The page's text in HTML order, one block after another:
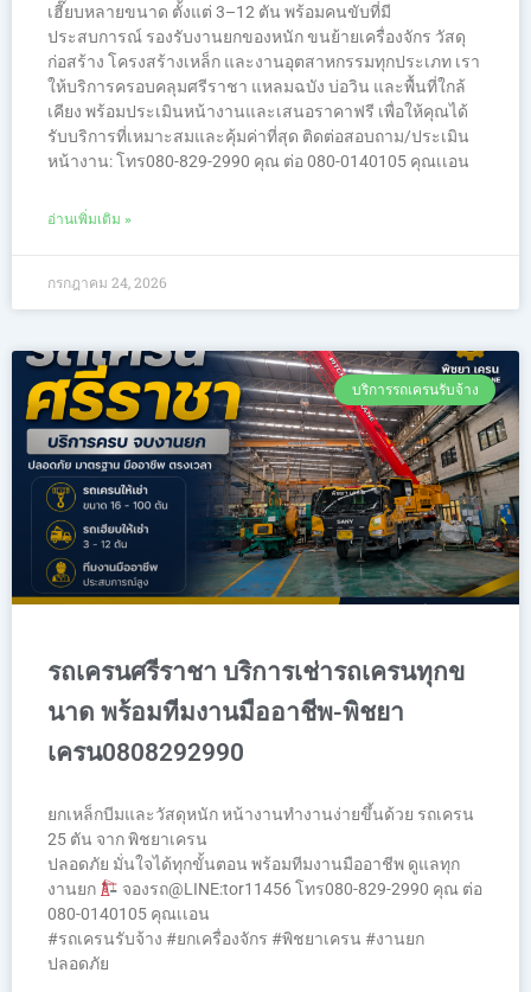
เฮี๊ยบหลายขนาด ตั้งแต่ 3–12 ตัน พร้อมคนขับที่มี
ประสบการณ์ รองรับงานยกของหนัก ขนย้ายเครื่องจักร วัสดุ
ก่อสร้าง โครงสร้างเหล็ก และงานอุตสาหกรรมทุกประเภท เรา
ให้บริการครอบคลุมศรีราชา แหลมฉบัง บ่อวิน และพื้นที่ใกล้
เคียง พร้อมประเมินหน้างานและเสนอราคาฟรี เพื่อให้คุณได้
รับบริการที่เหมาะสมและคุ้มค่าที่สุด ติดต่อสอบถาม/ประเมิน
หน้างาน: โทร080-829-2990 คุณ ต่อ 080-0140105 คุณเเอน
อ่านเพิ่มเติม »
กรกฎาคม 24, 2026
บริการรถเครนรับจ้าง
รถเครนศรีราชา บริการเช่ารถเครนทุกข
นาด พร้อมทีมงานมืออาชีพ-พิชยา
เครน0808292990
ยกเหล็กบีมและวัสดุหนัก หน้างานทำงานง่ายขึ้นด้วย รถเครน
25 ตัน จาก พิชยาเครน
ปลอดภัย มั่นใจได้ทุกขั้นตอน พร้อมทีมงานมืออาชีพ ดูแลทุก
งานยก
จองรถ@LINE:tor11456 โทร080-829-2990 คุณ ต่อ
080-0140105 คุณเเอน
#รถเครนรับจ้าง #ยกเครื่องจักร #พิชยาเครน #งานยก
ปลอดภัย